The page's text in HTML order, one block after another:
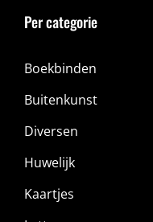
Per categorie
Boekbinden
Buitenkunst
Diversen
Huwelijk
Kaartjes